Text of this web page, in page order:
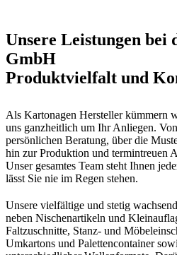
Unsere Leistungen bei
GmbH
Produktvielfalt und
Als Kartonagen Hersteller kümmern
uns ganzheitlich um Ihr Anliegen.
persönlichen Beratung, über die
hin zur Produktion und termintreuen
Unser gesamtes Team steht Ihnen
lässt Sie nie im Regen stehen.
Unsere vielfältige und stetig
neben Nischenartikeln und
Faltzuschnitte, Stanz- und
Umkartons und Palettencontainer